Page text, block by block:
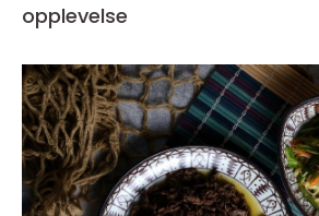
opplevelse